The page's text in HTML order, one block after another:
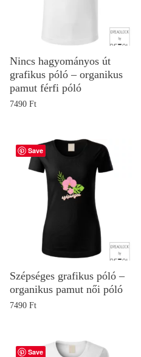
Nincs hagyományos út
grafikus póló – organikus
pamut férfi póló
7490Ft
Save
Szépséges grafikus póló –
organikus pamut női póló
7490Ft
Save